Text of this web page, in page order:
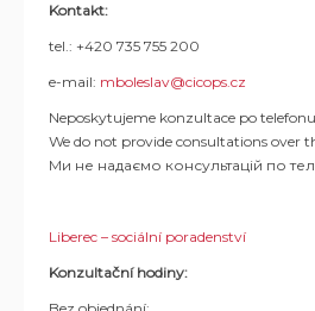
Kontakt:
tel.: +420 735 755 200
e-mail: mboleslav@cicops.cz
Neposkytujeme konzultace po
We do not provide consultations over
Ми не надаємо консультацій по
Liberec – sociální poradenství
Konzultační hodiny: